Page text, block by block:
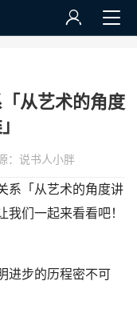
从艺术的角度
：说书人小胖
系「从艺术的角度讲
们一起来看看吧！
进步的历程密不可